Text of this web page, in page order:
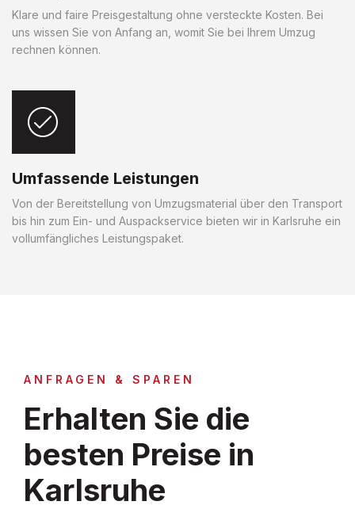
Klare und faire Preisgestaltung ohne versteckte Kosten. Bei
uns wissen Sie von Anfang an, womit Sie bei Ihrem Umzug
rechnen können.
Umfassende Leistungen
Von der Bereitstellung von Umzugsmaterial über den Transport
bis hin zum Ein- und Auspackservice bieten wir in Karlsruhe ein
vollumfängliches Leistungspaket.
ANFRAGEN & SPAREN
Erhalten Sie die
besten Preise in
Karlsruhe